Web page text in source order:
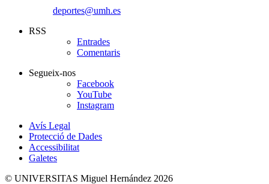
deportes@umh.es
RSS
Entrades
Comentaris
Segueix-nos
Facebook
YouTube
Instagram
Avís Legal
Protecció de Dades
Accessibilitat
Galetes
© UNIVERSITAS Miguel Hernández 2026